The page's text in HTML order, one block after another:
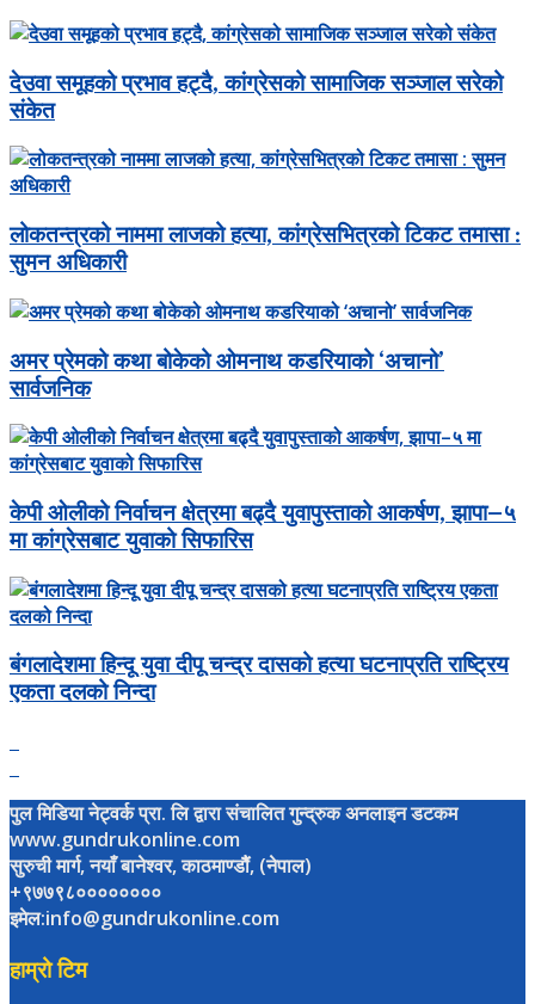
देउवा समूहको प्रभाव हट्दै, कांग्रेसको सामाजिक सञ्जाल सरेको
संकेत
लोकतन्त्रको नाममा लाजको हत्या, कांग्रेसभित्रको टिकट तमासा :
सुमन अधिकारी
अमर प्रेमको कथा बोकेको ओमनाथ कडरियाको ‘अचानो’
सार्वजनिक
केपी ओलीको निर्वाचन क्षेत्रमा बढ्दै युवापुस्ताको आकर्षण, झापा–५
मा कांग्रेसबाट युवाको सिफारिस
बंगलादेशमा हिन्दू युवा दीपू चन्द्र दासको हत्या घटनाप्रति राष्ट्रिय
एकता दलको निन्दा
पुल मिडिया नेट्वर्क प्रा. लि द्वारा संचालित गुन्द्रुक अनलाइन डटकम
www.gundrukonline.com
सुरुची मार्ग, नयाँ बानेश्वर, काठमाण्डौैं, (नेपाल)
+९७७९८००००००००
इमेल:info@gundrukonline.com
हाम्रो टिम